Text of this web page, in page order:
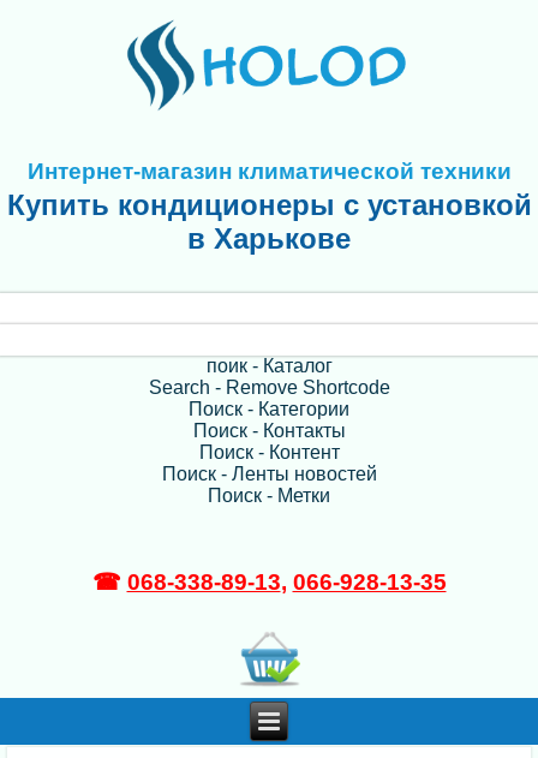
Интернет-магазин климатической техники
Купить кондиционеры с установкой
в Харькове
поик - Каталог
Search - Remove Shortcode
Поиск - Категории
Поиск - Контакты
Поиск - Контент
Поиск - Ленты новостей
Поиск - Метки
☎ 068-338-89-13, 066-928-13-35